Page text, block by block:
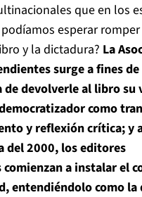
que en los
esperar
y la dictadura? La
surge a fines
de devolverle al libro su
como
y reflexión crítica; y
del 2000, los editores
a instalar el
entendiéndolo como la